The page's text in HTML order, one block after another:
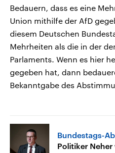
Bedauern, dass es eine
Union mithilfe der AfD
diesem Deutschen
Mehrheiten als die in der
Parlaments. Wenn es hier
gegeben hat, dann
Bekanntgabe des
Bundestags-
Politiker